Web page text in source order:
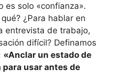
es solo «confianza».
¿Para hablar en
entrevista de trabajo,
difícil? Definamos
«Anclar un estado de
usar antes de